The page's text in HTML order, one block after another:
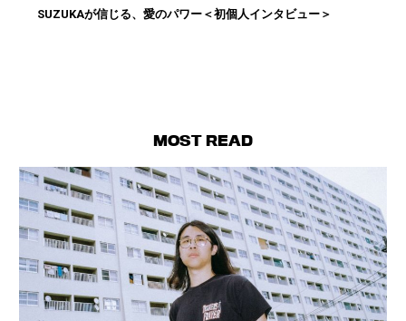
SUZUKAが信じる、愛のパワー＜初個人インタビュー＞
MOST READ